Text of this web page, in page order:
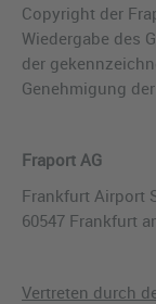
Copyright der
Wiedergabe des
der
Genehmigung
Fraport AG
Frankfurt Airport
60547 Frankfurt
Vertreten durch